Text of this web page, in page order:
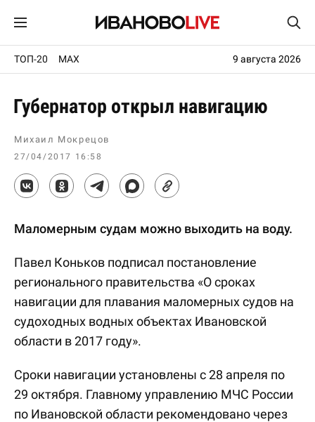
ТОП-20 MAX 9 августа 2026
Губернатор открыл навигацию
Михаил Мокрецов
27/04/2017 16:58
Маломерным судам можно выходить на воду.
Павел Коньков подписал постановление
регионального правительства «О сроках
навигации для плавания маломерных судов на
судоходных водных объектах Ивановской
области в 2017 году».
Сроки навигации установлены с 28 апреля по
29 октября. Главному управлению МЧС России
по Ивановской области рекомендовано через